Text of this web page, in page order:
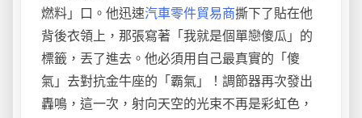
燃料」口。他迅速汽車零件貿易商撕下了貼在他
背後衣領上，那張寫著「我就是個單戀傻瓜」的
標籤，丟了進去。他必須用自己最真實的「傻
氣」去對抗金牛座的「霸氣」！調節器再次發出
轟鳴，這一次，射向天空的光束不再是彩虹色，